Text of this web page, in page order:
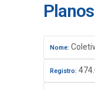
Nome:
Registro: